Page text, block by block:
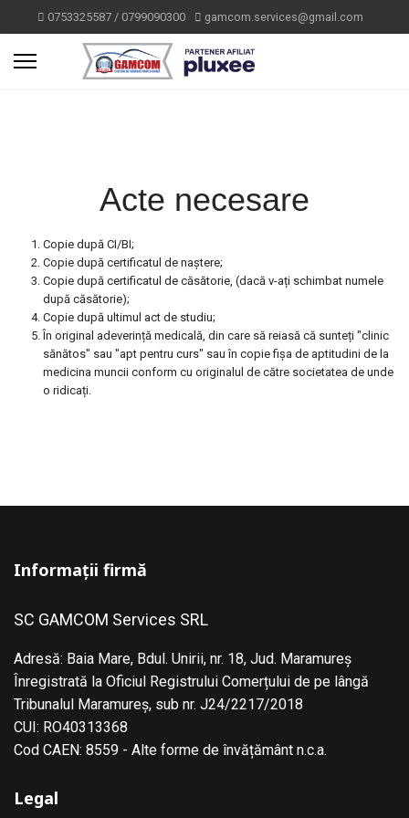
0753325587 / 0799090300 gamcom.services@gmail.com
Acte necesare
Copie după CI/BI;
Copie după certificatul de naștere;
Copie după certificatul de căsătorie, (dacă v-ați schimbat numele
după căsătorie);
Copie după ultimul act de studiu;
În original adeverință medicală, din care să reiasă că sunteți "clinic
sănătos" sau "apt pentru curs" sau în copie fișa de aptitudini de la
medicina muncii conform cu originalul de către societatea de unde
o ridicați.
Informații firmă
SC GAMCOM Services SRL
Adresă: Baia Mare, Bdul. Unirii, nr. 18, Jud. Maramureş
Înregistrată la Oficiul Registrului Comerțului de pe lângă
Tribunalul Maramureş, sub nr. J24/2217/2018
CUI: RO40313368
Cod CAEN: 8559 - Alte forme de învățământ n.c.a.
Legal